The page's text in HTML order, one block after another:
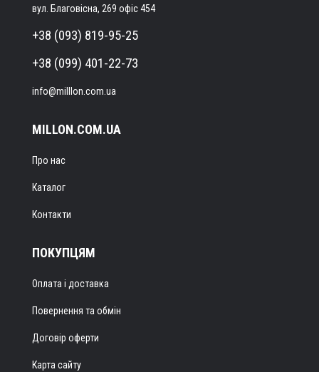
вул. Благовісна, 269 офіс 454
+38 (093) 819-95-25
+38 (099) 401-22-73
info@milllon.com.ua
MILLON.COM.UA
Про нас
Каталог
Контакти
ПОКУПЦЯМ
Оплата і доставка
Повернення та обмін
Договір оферти
Карта сайту